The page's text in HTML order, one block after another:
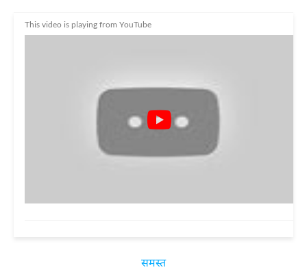
This video is playing from YouTube
समस्त